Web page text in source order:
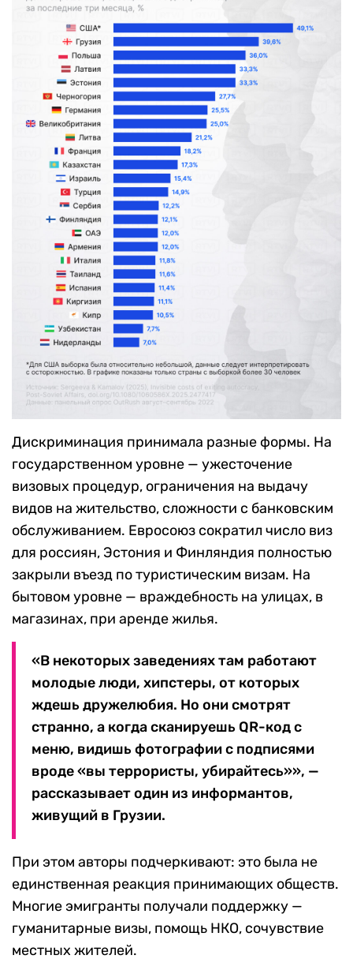
Дискриминация принимала разные формы. На
государственном уровне — ужесточение
визовых процедур, ограничения на выдачу
видов на жительство, сложности с банковским
обслуживанием. Евросоюз сократил число виз
для россиян, Эстония и Финляндия полностью
закрыли въезд по туристическим визам. На
бытовом уровне — враждебность на улицах, в
магазинах, при аренде жилья.
«В некоторых заведениях там работают
молодые люди, хипстеры, от которых
ждешь дружелюбия. Но они смотрят
странно, а когда сканируешь QR-код с
меню, видишь фотографии с подписями
вроде «вы террористы, убирайтесь»», —
рассказывает один из информантов,
живущий в Грузии.
При этом авторы подчеркивают: это была не
единственная реакция принимающих обществ.
Многие эмигранты получали поддержку —
гуманитарные визы, помощь НКО, сочувствие
местных жителей.